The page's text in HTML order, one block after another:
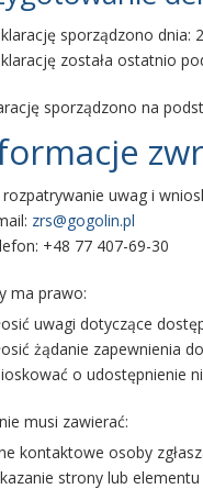
sporządzono dnia:
została ostatnio
sporządzono na
rozpatrywanie uwag i
zrs@gogolin.pl
+48 77 407-69-30
ma prawo:
uwagi dotyczące
żądanie zapewnienia
o udostępnienie
musi zawierać:
kontaktowe osoby
strony lub